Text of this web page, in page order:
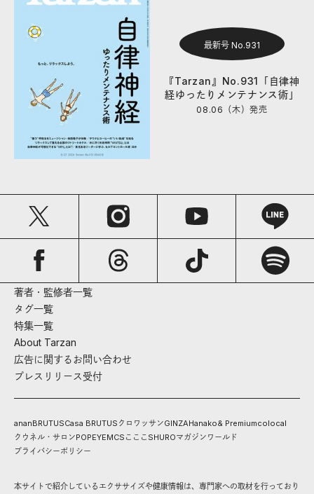
最新号 No.931
『Tarzan』No.931「自律神
経ゆったりメンテナンス術」
08.06（木）発売
著者・監修者一覧
タグ一覧
特集一覧
About Tarzan
広告に関するお問い合わせ
プレスリリース受付
ananBRUTUSCasa BRUTUS クロワッサンGINZAHanako& Premiumcolocal
クウネル・サロンPOPEYEMCS こここ SHUROマガジンワールド
プライバシーポリシー
本サイトで紹介しているエクササイズや健康情報は、専門家への取材を行っており